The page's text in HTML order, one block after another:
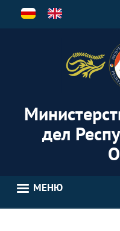
Перейти
дел
МЕНЮ